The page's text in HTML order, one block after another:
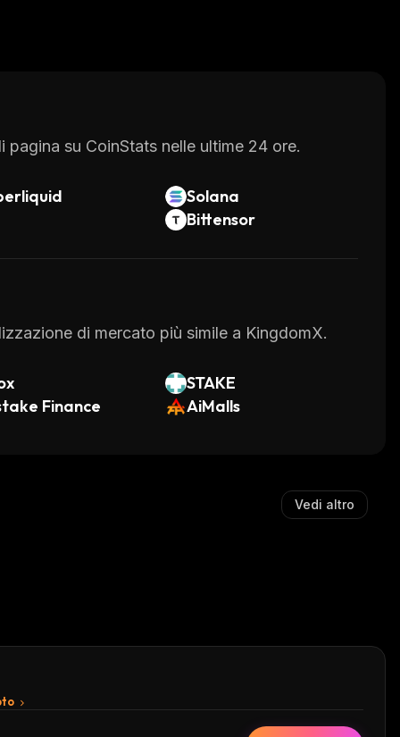
su CoinStats nelle ultime 24 ore.
Solana
Bittensor
di mercato più simile a KingdomX.
STAKE
Finance AiMalls
Vedi altro